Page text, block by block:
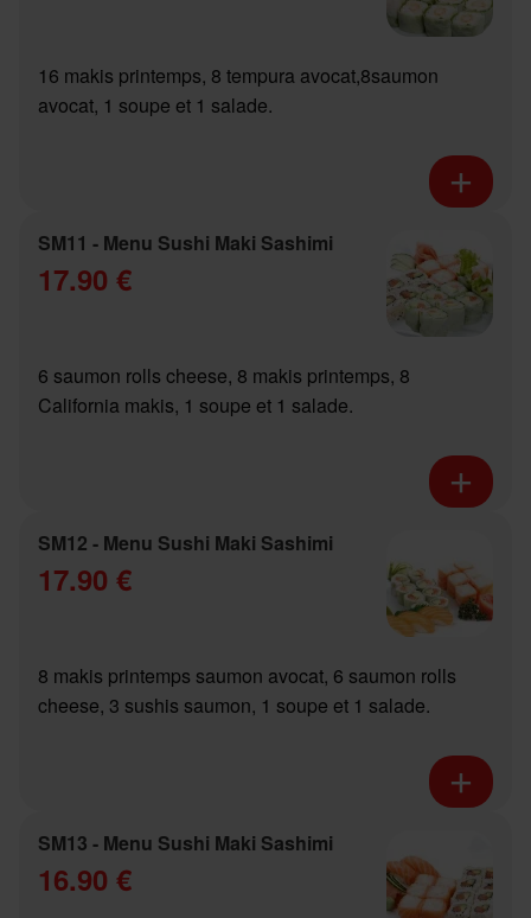
16 makis printemps, 8 tempura avocat,8saumon
avocat, 1 soupe et 1 salade.
SM11 - Menu Sushi Maki Sashimi
17.90 €
6 saumon rolls cheese, 8 makis printemps, 8
California makis, 1 soupe et 1 salade.
SM12 - Menu Sushi Maki Sashimi
17.90 €
8 makis printemps saumon avocat, 6 saumon rolls
cheese, 3 sushis saumon, 1 soupe et 1 salade.
SM13 - Menu Sushi Maki Sashimi
16.90 €